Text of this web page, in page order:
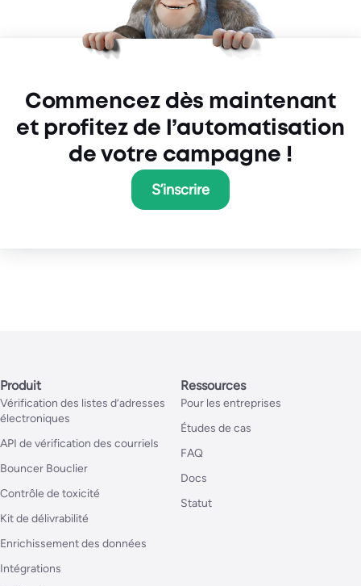
Commencez dès maintenant
et profitez de l’automatisation
de votre campagne !
S’inscrire
Produit
Vérification des listes d’adresses
électroniques
API de vérification des courriels
Bouncer Bouclier
Contrôle de toxicité
Kit de délivrabilité
Enrichissement des données
Intégrations
Ressources
Pour les entreprises
Études de cas
FAQ
Docs
Statut